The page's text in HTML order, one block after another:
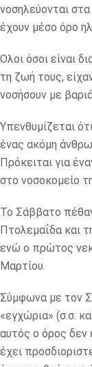
νοσηλεύονται
έχουν μέσο όρο
Ολοι όσοι είναι
τη ζωή τους,
νοσήσουν με
Υπενθυμίζεται
ένας ακόμη
Πρόκειται για
στο νοσοκομείο
Το Σάββατο
Πτολεμαΐδα και
ενώ ο πρώτος
Μαρτίου.
Σύμφωνα με τον
«εγχώρια» (σ.σ.
αυτός ο όρος δεν
έχει